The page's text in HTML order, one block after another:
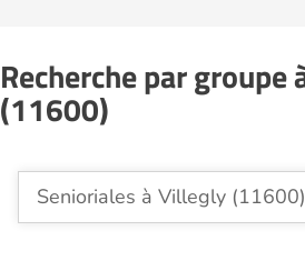
Recherche par groupe
(11600)
Senioriales à Villegly (11600)